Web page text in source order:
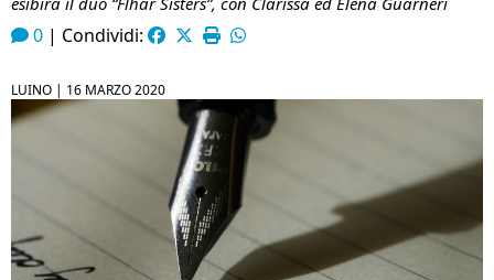
0 | Condividi:
LUINO | 16 MARZO 2020